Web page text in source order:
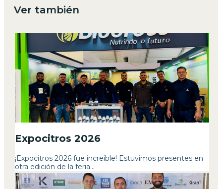
Ver también
Expocitros 2026
¡Expocitros 2026 fue increíble! Estuvimos presentes en
otra edición de la feria...